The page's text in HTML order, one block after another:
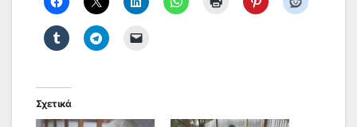
Σχετικά